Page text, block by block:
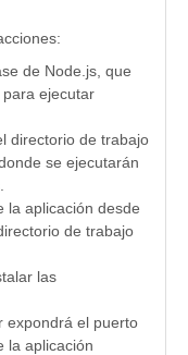
de Node.js, que
ejecutar
directorio de trabajo
se ejecutarán
la aplicación desde
de trabajo
las
expondrá el puerto
la aplicación